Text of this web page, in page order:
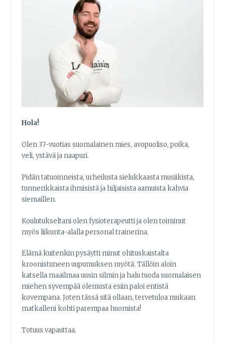
Hola!
Olen 37-vuotias suomalainen mies, avopuoliso, poika,
veli, ystävä ja naapuri.
Pidän tatuoinneista, urheilusta sielukkaasta musiikista,
tunnerikkaista ihmisistä ja hiljaisista aamuista kahvia
siemaillen.
Koulutukseltani olen fysioterapeutti ja olen toiminut
myös liikunta-alalla personal trainerina.
Elämä kuitenkin pysäytti minut ohituskaistalta
kroonistuneen uupumuksen myötä. Tällöin aloin
katsella maailmaa uusin silmin ja halu tuoda suomalaisen
miehen syvempää olemusta esiin paloi entistä
kovempana. Joten tässä sitä ollaan, tervetuloa mukaan
matkalleni kohti parempaa huomista!
Totuus vapauttaa.